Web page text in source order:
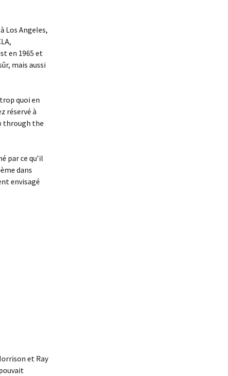
Los Angeles,
en 1965 et
mais aussi
quoi en
réservé à
through the
par ce qu’il
dans
envisagé
et Ray